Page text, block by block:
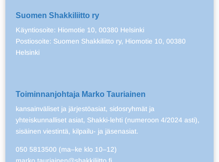
Suomen Shakkiliitto ry
Käyntiosoite: Hiomotie 10, 00380 Helsinki
Postiosoite: Suomen Shakkiliitto ry, Hiomotie 10, 00380
Helsinki
Toiminnanjohtaja Marko Tauriainen
kansainväliset ja järjestöasiat, sidosryhmät ja
yhteiskunnalliset asiat, Shakki-lehti (numeroon 4/2024 asti),
sisäinen viestintä, kilpailu- ja jäsenasiat.
050 5813500 (ma–ke klo 10–12)